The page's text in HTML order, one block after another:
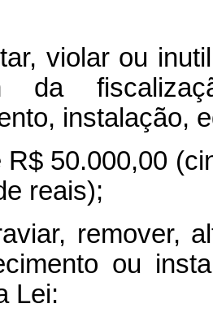
violar ou
da
instalação,
R$ 50.000,00
reais);
remover,
ou
Lei: